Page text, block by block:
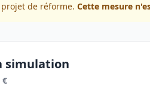
de réforme. Cette mesure
simulation
€